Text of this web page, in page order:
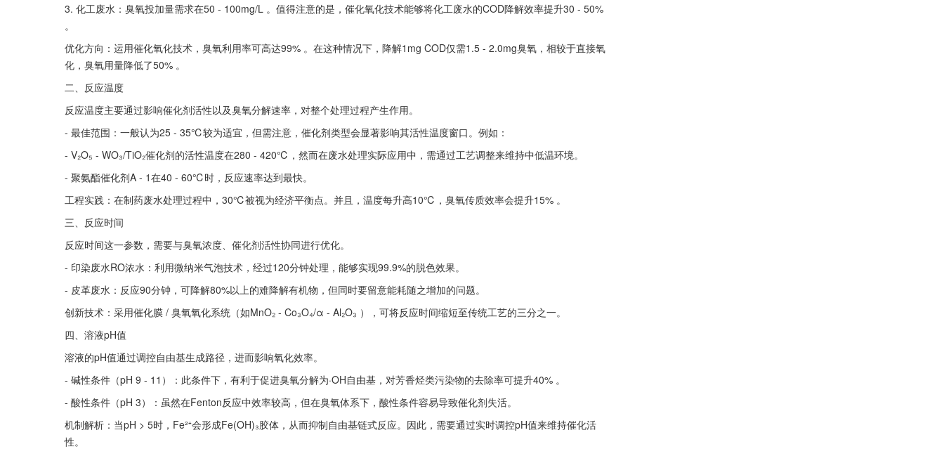
3. 化工废水：臭氧投加量需求在50 - 100mg/L 。值得注意的是，催化氧化技术能够将化工废水的COD降解效率提升30 - 50%
。
优化方向：运用催化氧化技术，臭氧利用率可高达99% 。在这种情况下，降解1mg COD仅需1.5 - 2.0mg臭氧，相较于直接氧
化，臭氧用量降低了50% 。
二、反应温度
反应温度主要通过影响催化剂活性以及臭氧分解速率，对整个处理过程产生作用。
- 最佳范围：一般认为25 - 35℃较为适宜，但需注意，催化剂类型会显著影响其活性温度窗口。例如：
- V₂O₅ - WO₃/TiO₂催化剂的活性温度在280 - 420℃，然而在废水处理实际应用中，需通过工艺调整来维持中低温环境。
- 聚氨酯催化剂A - 1在40 - 60℃时，反应速率达到最快。
工程实践：在制药废水处理过程中，30℃被视为经济平衡点。并且，温度每升高10℃，臭氧传质效率会提升15% 。
三、反应时间
反应时间这一参数，需要与臭氧浓度、催化剂活性协同进行优化。
- 印染废水RO浓水：利用微纳米气泡技术，经过120分钟处理，能够实现99.9%的脱色效果。
- 皮革废水：反应90分钟，可降解80%以上的难降解有机物，但同时要留意能耗随之增加的问题。
创新技术：采用催化膜 / 臭氧氧化系统（如MnO₂ - Co₃O₄/α - Al₂O₃ ），可将反应时间缩短至传统工艺的三分之一。
四、溶液pH值
溶液的pH值通过调控自由基生成路径，进而影响氧化效率。
- 碱性条件（pH 9 - 11）：此条件下，有利于促进臭氧分解为·OH自由基，对芳香烃类污染物的去除率可提升40% 。
- 酸性条件（pH 3）：虽然在Fenton反应中效率较高，但在臭氧体系下，酸性条件容易导致催化剂失活。
机制解析：当pH > 5时，Fe²⁺会形成Fe(OH)₃胶体，从而抑制自由基链式反应。因此，需要通过实时调控pH值来维持催化活
性。